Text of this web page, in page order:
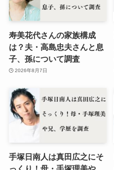
寿美花代さんの家族構成
は？夫・高島忠夫さんと息
子、孫について調査
2026年8月7日
手塚日南人は真田広之にそ